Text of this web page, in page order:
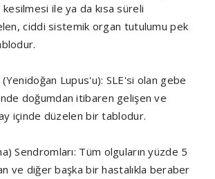
kesilmesi ile ya da kısa süreli
ciddi sistemik organ tutulumu pek
Lupus'u): SLE'si olan gebe
doğumdan itibaren gelişen ve
içinde düzelen bir tablodur.
Sendromları: Tüm olguların yüzde 5
ve diğer başka bir hastalıkla beraber